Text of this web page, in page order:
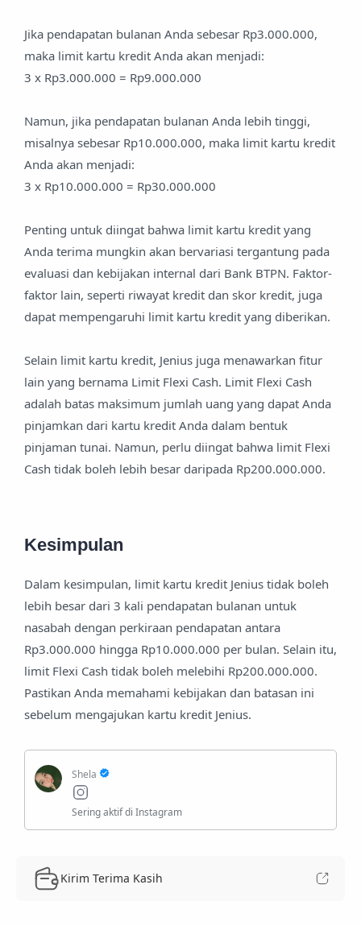
Jika pendapatan bulanan Anda sebesar Rp3.000.000,
maka limit kartu kredit Anda akan menjadi:
3 x Rp3.000.000 = Rp9.000.000
Namun, jika pendapatan bulanan Anda lebih tinggi,
misalnya sebesar Rp10.000.000, maka limit kartu kredit
Anda akan menjadi:
3 x Rp10.000.000 = Rp30.000.000
Penting untuk diingat bahwa limit kartu kredit yang
Anda terima mungkin akan bervariasi tergantung pada
evaluasi dan kebijakan internal dari Bank BTPN. Faktor-
faktor lain, seperti riwayat kredit dan skor kredit, juga
dapat mempengaruhi limit kartu kredit yang diberikan.
Selain limit kartu kredit, Jenius juga menawarkan fitur
lain yang bernama Limit Flexi Cash. Limit Flexi Cash
adalah batas maksimum jumlah uang yang dapat Anda
pinjamkan dari kartu kredit Anda dalam bentuk
pinjaman tunai. Namun, perlu diingat bahwa limit Flexi
Cash tidak boleh lebih besar daripada Rp200.000.000.
Kesimpulan
Dalam kesimpulan, limit kartu kredit Jenius tidak boleh
lebih besar dari 3 kali pendapatan bulanan untuk
nasabah dengan perkiraan pendapatan antara
Rp3.000.000 hingga Rp10.000.000 per bulan. Selain itu,
limit Flexi Cash tidak boleh melebihi Rp200.000.000.
Pastikan Anda memahami kebijakan dan batasan ini
sebelum mengajukan kartu kredit Jenius.
Kirim Terima Kasih